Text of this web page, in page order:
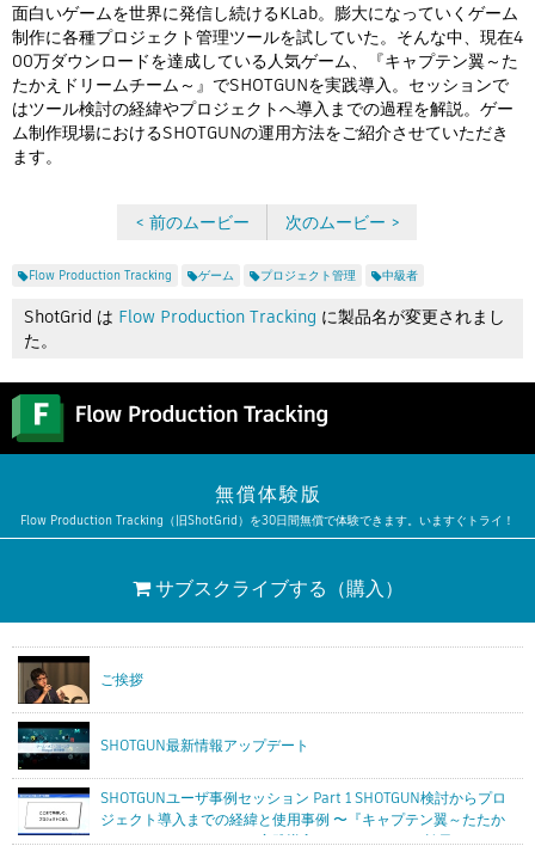
面白いゲームを世界に発信し続けるKLab。膨大になっていくゲーム
制作に各種プロジェクト管理ツールを試していた。そんな中、現在4
00万ダウンロードを達成している人気ゲーム、『キャプテン翼～た
たかえドリームチーム～』でSHOTGUNを実践導入。セッションで
はツール検討の経緯やプロジェクトへ導入までの過程を解説。ゲー
ム制作現場におけるSHOTGUNの運用方法をご紹介させていただき
ます。
< 前のムービー 次のムービー >
Flow Production Tracking ゲーム プロジェクト管理 中級者
ShotGrid は Flow Production Tracking に製品名が変更されまし
た。
無償体験版
Flow Production Tracking（旧ShotGrid）を30日間無償で体験できます。いますぐトライ！
サブスクライブする （購入）
ご挨拶
SHOTGUN最新情報アップデート
SHOTGUNユーザ事例セッション Part 1 SHOTGUN検討からプロ
ジェクト導入までの経緯と使用事例 〜『キャプテン翼～たたか
えドリームチーム～』で実践導入したSHOTGUNの効果とは？〜